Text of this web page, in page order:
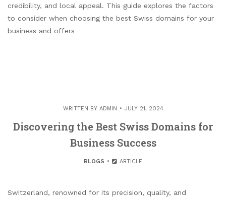
credibility, and local appeal. This guide explores the factors
to consider when choosing the best Swiss domains for your
business and offers
WRITTEN BY ADMIN JULY 21, 2024
Discovering the Best Swiss Domains for
Business Success
BLOGS ARTICLE
Switzerland, renowned for its precision, quality, and